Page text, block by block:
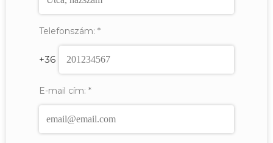
Telefonszám: *
+36
E-mail cím: *